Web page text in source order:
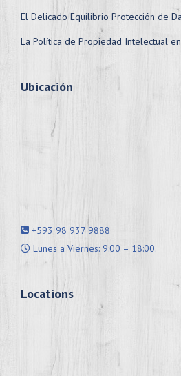
El Delicado Equilibrio Protección de
La Política de Propiedad Intelectual en
Ubicación
+593 98 937 9888
Lunes a Viernes: 9:00 – 18:00.
Locations